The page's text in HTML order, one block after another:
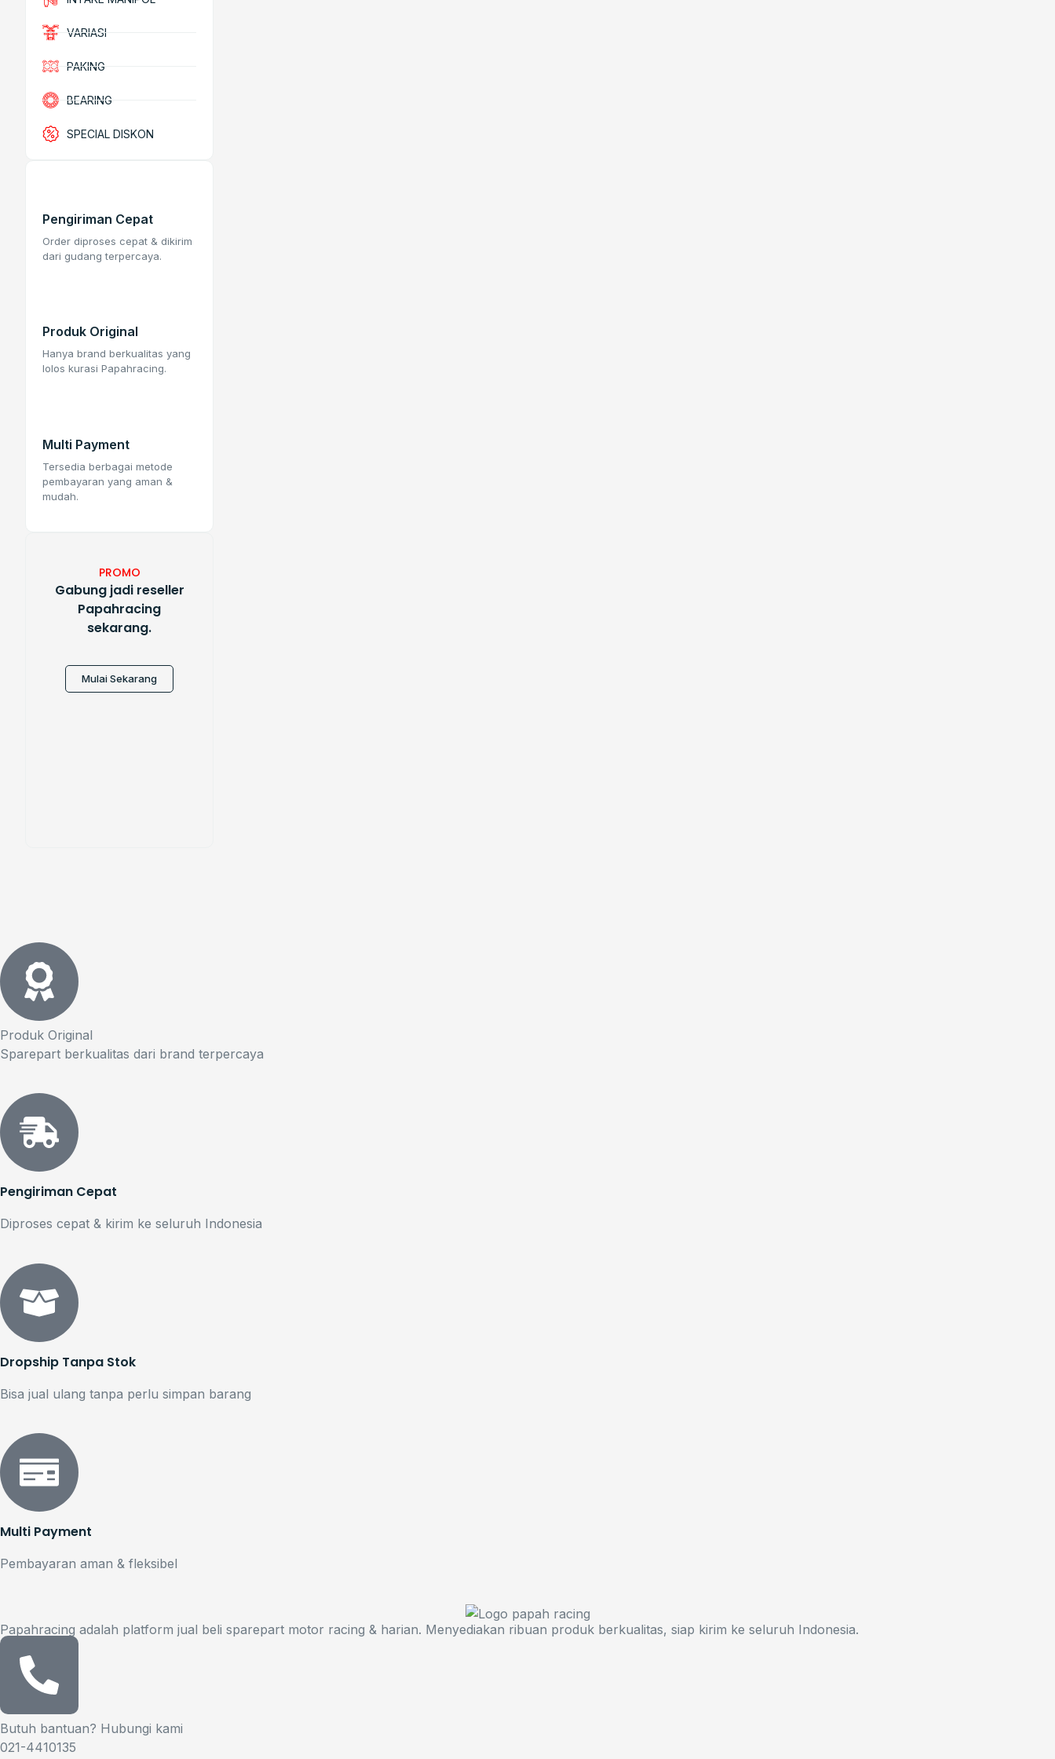
VARIASI
PAKING
BEARING
SPECIAL DISKON
Pengiriman Cepat
Order diproses cepat & dikirim
dari gudang terpercaya.
Produk Original
Hanya brand berkualitas yang
lolos kurasi Papahracing.
Multi Payment
Tersedia berbagai metode
pembayaran yang aman &
mudah.
PROMO
Gabung jadi reseller
Papahracing
sekarang.
Mulai Sekarang
Produk Original
Sparepart berkualitas dari brand terpercaya
Pengiriman Cepat
Diproses cepat & kirim ke seluruh Indonesia
Dropship Tanpa Stok
Bisa jual ulang tanpa perlu simpan barang
Multi Payment
Pembayaran aman & fleksibel
Papahracing adalah platform jual beli sparepart motor racing & harian. Menyediakan ribuan produk berkualitas, siap kirim ke seluruh Indonesia.
Butuh bantuan? Hubungi kami
021-4410135